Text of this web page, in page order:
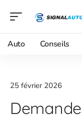
Auto Conseils
25 février 2026